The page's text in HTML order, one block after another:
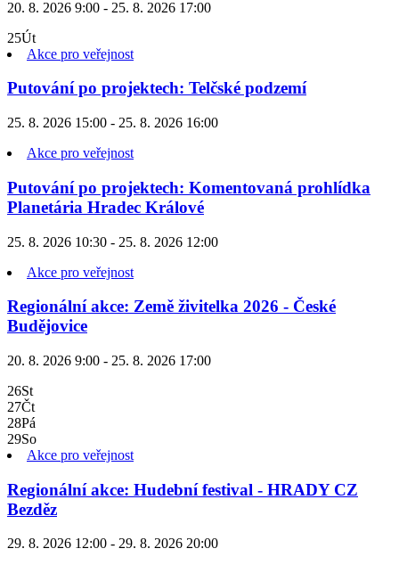
20. 8. 2026 9:00 - 25. 8. 2026 17:00
25Út
Akce pro veřejnost
Putování po projektech: Telčské podzemí
25. 8. 2026 15:00 - 25. 8. 2026 16:00
Akce pro veřejnost
Putování po projektech: Komentovaná prohlídka
Planetária Hradec Králové
25. 8. 2026 10:30 - 25. 8. 2026 12:00
Akce pro veřejnost
Regionální akce: Země živitelka 2026 - České
Budějovice
20. 8. 2026 9:00 - 25. 8. 2026 17:00
26St
27Čt
28Pá
29So
Akce pro veřejnost
Regionální akce: Hudební festival - HRADY CZ
Bezděz
29. 8. 2026 12:00 - 29. 8. 2026 20:00